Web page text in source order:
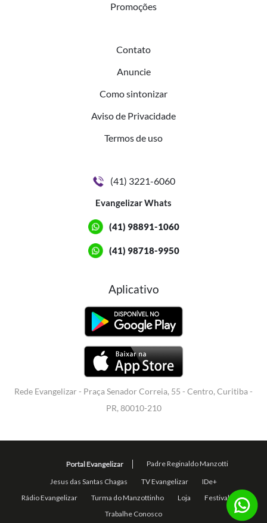
Promoções
Contato
Anuncie
Como sintonizar
Aviso de Privacidade
Termos de uso
(41) 3221-6060
Evangelizar Whats
(41) 98891-1060
(41) 98718-9950
Aplicativo
Rede Evangelizar - Praça Senador Correia, 55 - Centro, Curitiba -
PR, 80010-210